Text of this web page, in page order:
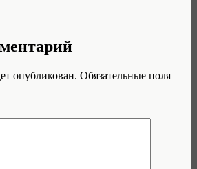
опубликован. Обязательные поля